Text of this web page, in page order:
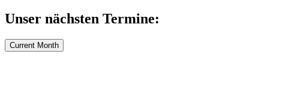
Unser nächsten Termine:
Current Month